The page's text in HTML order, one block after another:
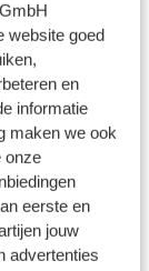
website goed
en
informatie
maken we ook
onze
eerste en
jouw
advertenties